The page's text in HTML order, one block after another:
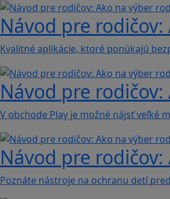
Návod pre
Kvalitné aplikácie, ktoré ponúkajú
Návod pre
V obchode Play je možné nájsť veľké
Návod pre
Poznáte nástroje na ochranu detí